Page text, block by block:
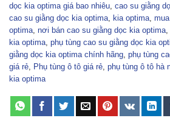
dọc kia optima giá bao nhiêu cao su giằng
cao su giằng dọc kia optima
kia optima
optima nơi bán cao su giằng dọc kia optima
kia optima phụ tùng cao su giằng dọc kia
giằng dọc kia optima chính hãng phụ tùng
giá rẻ
Phụ tùng ô tô giá rẻ phụ tùng ô tô hà
kia optima